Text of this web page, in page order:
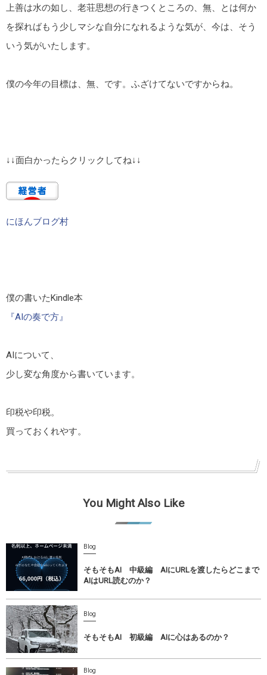
上善は水の如し、老荘思想の行きつくところの、無、とは何か
を探ればもう少しマシな自分になれるような気が、今は、そう
いう気がいたします。
僕の今年の目標は、無、です。ふざけてないですからね。
↓↓面白かったらクリックしてね↓↓
にほんブログ村
僕の書いたKindle本
『AIの奏で方』
AIについて、
少し変な角度から書いています。
印税や印税。
買っておくれやす。
You Might Also Like
Blog
そもそもAI 中級編 AIにURLを渡したらどこまで
AIはURL読むのか？
Blog
そもそもAI 初級編 AIに心はあるのか？
Blog